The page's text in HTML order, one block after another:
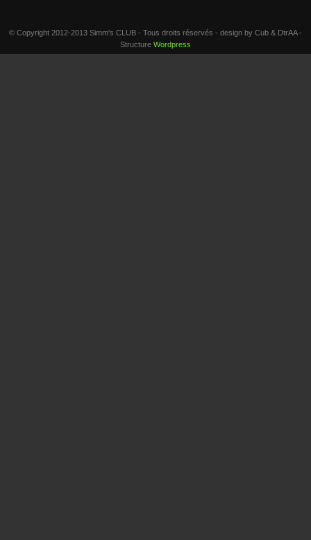
© Copyright 2012-2013 Simm's CLUB - Tous droits réservés - design by Cub & DtrAA -
Structure Wordpress